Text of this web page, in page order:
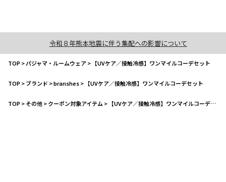
令和８年熊本地震に伴う集配への影響について
TOP>パジャマ・ルームウェア> 【UVケア／接触冷感】ワンマイルコーデセット
TOP>ブランド >branshes> 【UVケア／接触冷感】ワンマイルコーデセット
TOP>その他>クーポン対象アイテム > 【UVケア／接触冷感】ワンマイルコーデセット